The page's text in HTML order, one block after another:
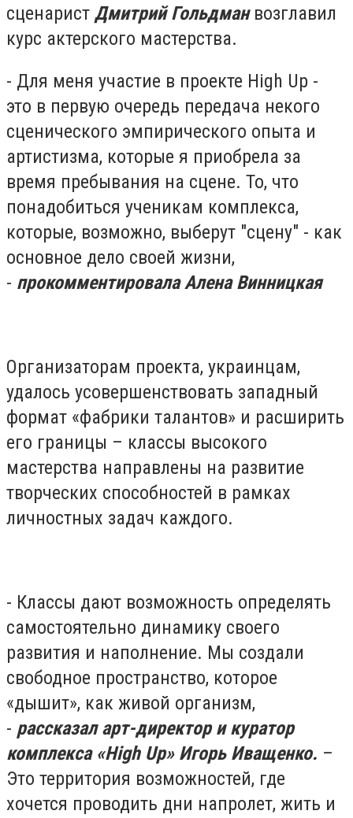
сценарист Дмитрий Гольдман возглавил
курс актерского мастерства.
- Для меня участие в проекте High Up -
это в первую очередь передача некого
сценического эмпирического опыта и
артистизма, которые я приобрела за
время пребывания на сцене. То, что
понадобиться ученикам комплекса,
которые, возможно, выберут "сцену" - как
основное дело своей жизни,
- прокомментировала Алена Винницкая
Организаторам проекта, украинцам,
удалось усовершенствовать западный
формат «фабрики талантов» и расширить
его границы – классы высокого
мастерства направлены на развитие
творческих способностей в рамках
личностных задач каждого.
- Классы дают возможность определять
самостоятельно динамику своего
развития и наполнение. Мы создали
свободное пространство, которое
«дышит», как живой организм,
- рассказал арт-директор и куратор
комплекса «High Up» Игорь Иващенко. –
Это территория возможностей, где
хочется проводить дни напролет, жить и